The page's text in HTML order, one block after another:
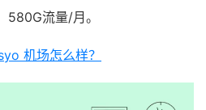
流量/月。
机场怎么样？